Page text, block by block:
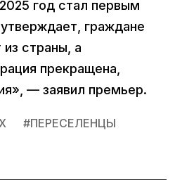
год стал первым
граждане
страны, а
прекращена,
— заявил премьер.
#ПЕРЕСЕЛЕНЦЫ